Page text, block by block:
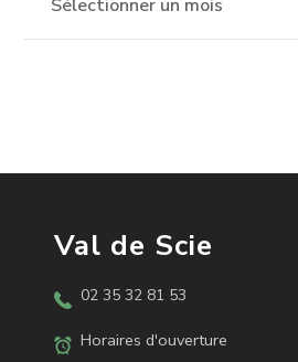
Val de Scie
02 35 32 81 53
Horaires d'ouverture